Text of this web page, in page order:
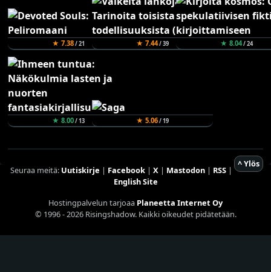
★ 7.38/ 21 ★ 7.44/ 39 ★ 8.04/ 24
★ 8.00/ 13 ★ 5.06/ 19
^ Ylös
Seuraa meitä: Uutiskirje | Facebook| X | Mastodon| RSS|
English Site
Hostingpalvelun tarjoaa Planeetta Internet Oy
© 1996 - 2026 Risingshadow. Kaikki oikeudet pidätetään.